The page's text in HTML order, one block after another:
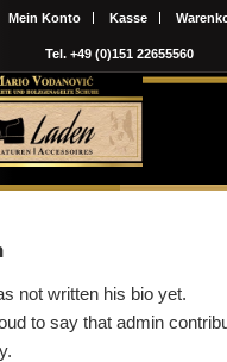
Mein Konto Kasse
Tel. +49 (0)151 22655560
not written his bio yet.
to say that admin